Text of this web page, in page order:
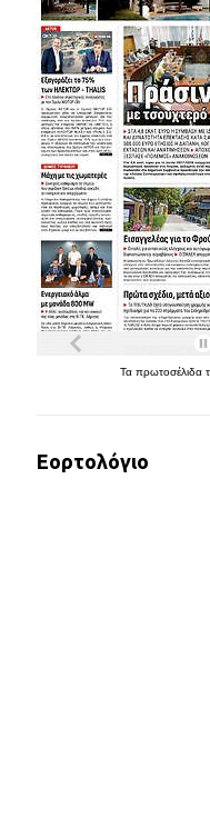
Τα πρωτοσέλιδα
Εορτολόγιο